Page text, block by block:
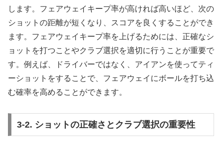
します。フェアウェイキープ率が高ければ高いほど、次の
ショットの距離が短くなり、スコアを良くすることができ
ます。フェアウェイキープ率を上げるためには、正確なシ
ョットを打つことやクラブ選択を適切に行うことが重要で
す。例えば、ドライバーではなく、アイアンを使ってティ
ーショットをすることで、フェアウェイにボールを打ち込
む確率を高めることができます。
3-2. ショットの正確さとクラブ選択の重要性